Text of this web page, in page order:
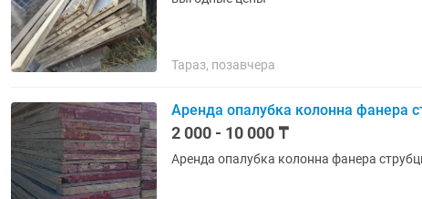
Тараз, позавчера
Аренда опалубка колонна фанера
2 000 - 10 000 ₸
Аренда опалубка колонна фанера